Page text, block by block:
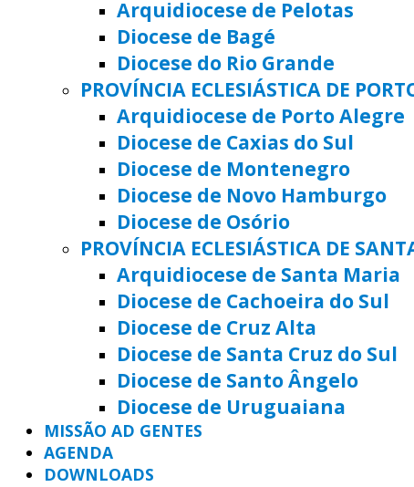
Arquidiocese de Pelotas
Diocese de Bagé
Diocese do Rio Grande
PROVÍNCIA ECLESIÁSTICA DE
Arquidiocese de Porto Alegre
Diocese de Caxias do Sul
Diocese de Montenegro
Diocese de Novo Hamburgo
Diocese de Osório
PROVÍNCIA ECLESIÁSTICA DE
Arquidiocese de Santa Maria
Diocese de Cachoeira do Sul
Diocese de Cruz Alta
Diocese de Santa Cruz do Sul
Diocese de Santo Ângelo
Diocese de Uruguaiana
MISSÃO AD GENTES
AGENDA
DOWNLOADS